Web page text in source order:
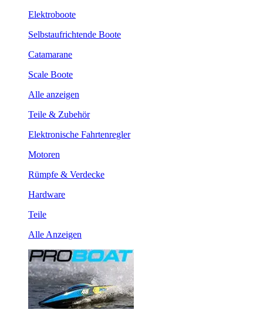
Elektroboote
Selbstaufrichtende Boote
Catamarane
Scale Boote
Alle anzeigen
Teile & Zubehör
Elektronische Fahrtenregler
Motoren
Rümpfe & Verdecke
Hardware
Teile
Alle Anzeigen